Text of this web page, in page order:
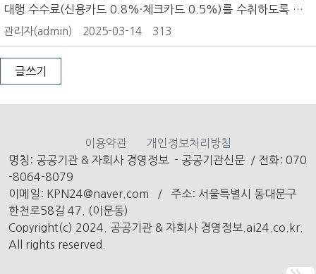
대행 수수료(신용카드 0.8%·체크카드 0.5%)를 수취하도록 하
고 있다. 한경 신문기사 링크
관리자(admin) 2025-03-14 313
글쓰기
이용약관
개인정보처리방침
명칭: 공공기관 & 자회사 경영정보 - 공공기관신문 / 전화: 070
-8064-8079
이메일: KPN24@naver.com / 주소: 서울특별시 동대문구
한천로58길 47. (이문동)
Copyright(c) 2024. 공공기관 & 자회사 경영정보.ai24.co.kr.
All rights reserved.